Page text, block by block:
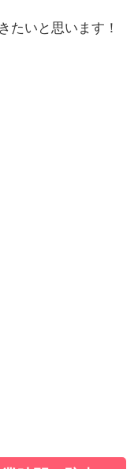
たいと思います！